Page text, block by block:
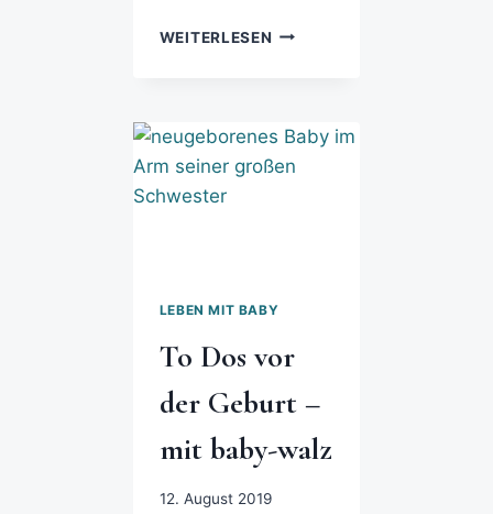
WEITERLESEN
LEBEN MIT BABY
To Dos vor
der Geburt –
mit baby-walz
12. August 2019